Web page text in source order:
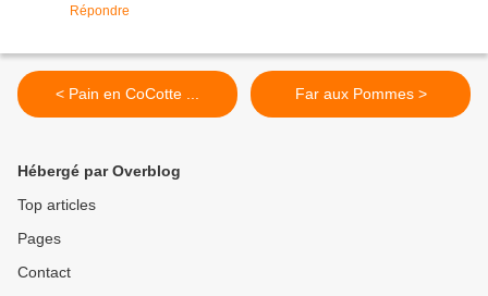
Répondre
< Pain en CoCotte ... Far aux Pommes >
Hébergé par Overblog
Top articles
Pages
Contact